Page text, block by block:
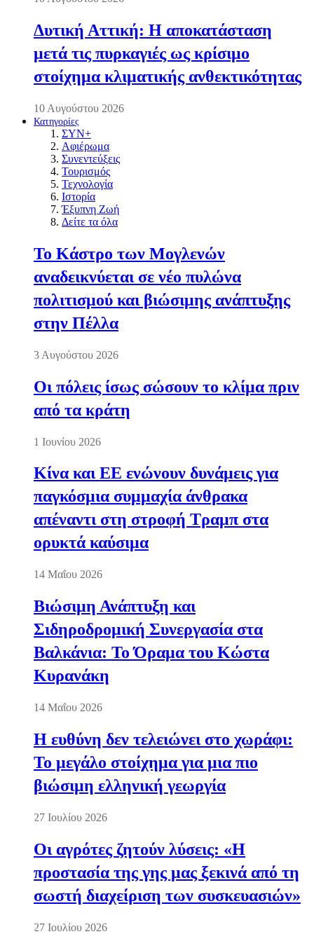
Δυτική Αττική: Η αποκατάσταση
μετά τις πυρκαγιές ως κρίσιμο
στοίχημα κλιματικής ανθεκτικότητας
10 Αυγούστου 2026
Κατηγορίες
ΣΥΝ+
Αφιέρωμα
Συνεντεύξεις
Τουρισμός
Τεχνολογία
Ιστορία
Έξυπνη Ζωή
Δείτε τα όλα
Το Κάστρο των Μογλενών
αναδεικνύεται σε νέο πυλώνα
πολιτισμού και βιώσιμης ανάπτυξης
στην Πέλλα
3 Αυγούστου 2026
Οι πόλεις ίσως σώσουν το κλίμα πριν
από τα κράτη
1 Ιουνίου 2026
Κίνα και ΕΕ ενώνουν δυνάμεις για
παγκόσμια συμμαχία άνθρακα
απέναντι στη στροφή Τραμπ στα
ορυκτά καύσιμα
14 Μαΐου 2026
Βιώσιμη Ανάπτυξη και
Σιδηροδρομική Συνεργασία στα
Βαλκάνια: Το Όραμα του Κώστα
Κυρανάκη
14 Μαΐου 2026
Η ευθύνη δεν τελειώνει στο χωράφι:
Το μεγάλο στοίχημα για μια πιο
βιώσιμη ελληνική γεωργία
27 Ιουλίου 2026
Οι αγρότες ζητούν λύσεις: «Η
προστασία της γης μας ξεκινά από τη
σωστή διαχείριση των συσκευασιών»
27 Ιουλίου 2026